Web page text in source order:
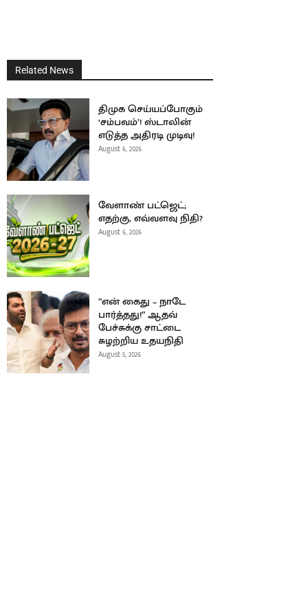
Related News
திமுக செய்யப்போகும்
‘சம்பவம்’! ஸ்டாலின்
எடுத்த அதிரடி முடிவு!
August 6, 2026
வேளாண் பட்ஜெட்;
எதற்கு, எவ்வளவு நிதி?
August 6, 2026
”என் கைது – நாடே
பார்த்தது!” ஆதவ்
பேச்சுக்கு சாட்டை
சுழற்றிய உதயநிதி
August 5, 2026